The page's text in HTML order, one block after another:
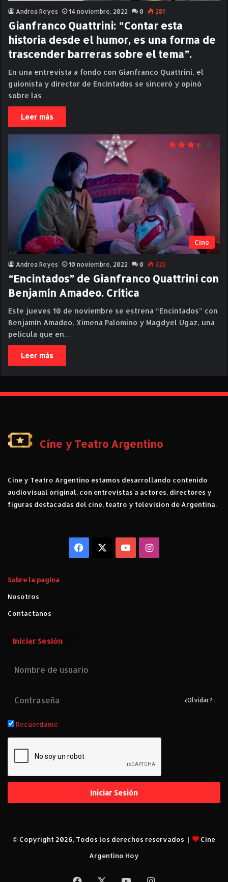
Andrea Reyes 14 noviembre, 2022 0 281
Gianfranco Quattrini: “Contar esta
historia desde el humor, es una forma de
trascender barreras sobre el tema”.
En una entrevista a fondo con Gianfranco Quattrini, el
guionista y director de Encintados se sinceró y opinó
sobre las…
Leer más
Cine
Andrea Reyes 10 noviembre, 2022 0 325
“Encintados” de Gianfranco Quattrini con
Benjamín Amadeo. Crítica
Este jueves 10 de noviembre se estrena “Encintados” con
Benjamín Amadeo, Ximena Palomino y Magdyel Ugaz, una
película que en…
Leer más
Cine y Teatro Argentino
Cine y Teatro Argentino estamos desarrollando contenido
audiovisual original, con entrevistas a actores, directores y
figuras destacadas del cine, teatro y televisión de Argentina.
Facebook YouTubeInstagram
Sobre la pagina
Nosotros
Contactanos
Iniciar Sesión
¿Olvidar?
Recuérdame
Iniciar Sesión
© Copyright 2026, Todos los derechos reservados |
Cine
Argentino Hoy